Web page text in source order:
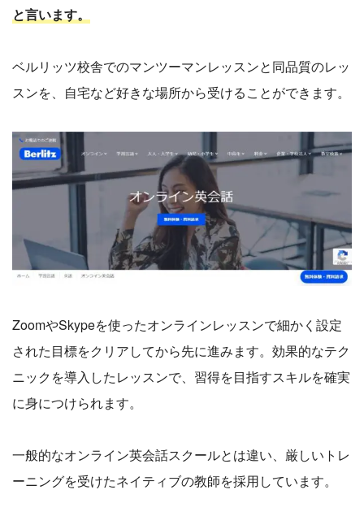
と言います。
ベルリッツ校舎でのマンツーマンレッスンと同品質のレッ
スンを、自宅など好きな場所から受けることができます。
ZoomやSkypeを使ったオンラインレッスンで細かく設定
された目標をクリアしてから先に進みます。効果的なテク
ニックを導入したレッスンで、習得を目指すスキルを確実
に身につけられます。
一般的なオンライン英会話スクールとは違い、厳しいトレ
ーニングを受けたネイティブの教師を採用しています。